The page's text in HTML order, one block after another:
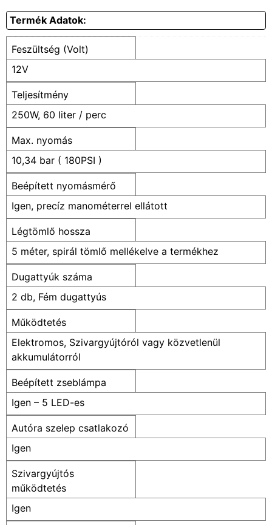
Termék Adatok:
Feszültség (Volt)
12V
Teljesítmény
250W, 60 liter / perc
Max. nyomás
10,34 bar ( 180PSI )
Beépített nyomásmérő
Igen, precíz manométerrel ellátott
Légtömlő hossza
5 méter, spirál tömlő mellékelve a termékhez
Dugattyúk száma
2 db, Fém dugattyús
Működtetés
Elektromos, Szivargyújtóról vagy közvetlenül
akkumulátorról
Beépített zseblámpa
Igen – 5 LED-es
Autóra szelep csatlakozó
Igen
Szivargyújtós
működtetés
Igen